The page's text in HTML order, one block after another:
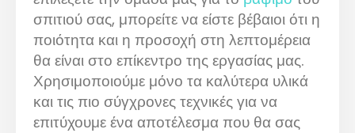
σπιτιού σας, μπορείτε να είστε βέβαιοι ότι η
ποιότητα και η προσοχή στη λεπτομέρεια
θα είναι στο επίκεντρο της εργασίας μας.
Χρησιμοποιούμε μόνο τα καλύτερα υλικά
και τις πιο σύγχρονες τεχνικές για να
επιτύχουμε ένα αποτέλεσμα που θα σας